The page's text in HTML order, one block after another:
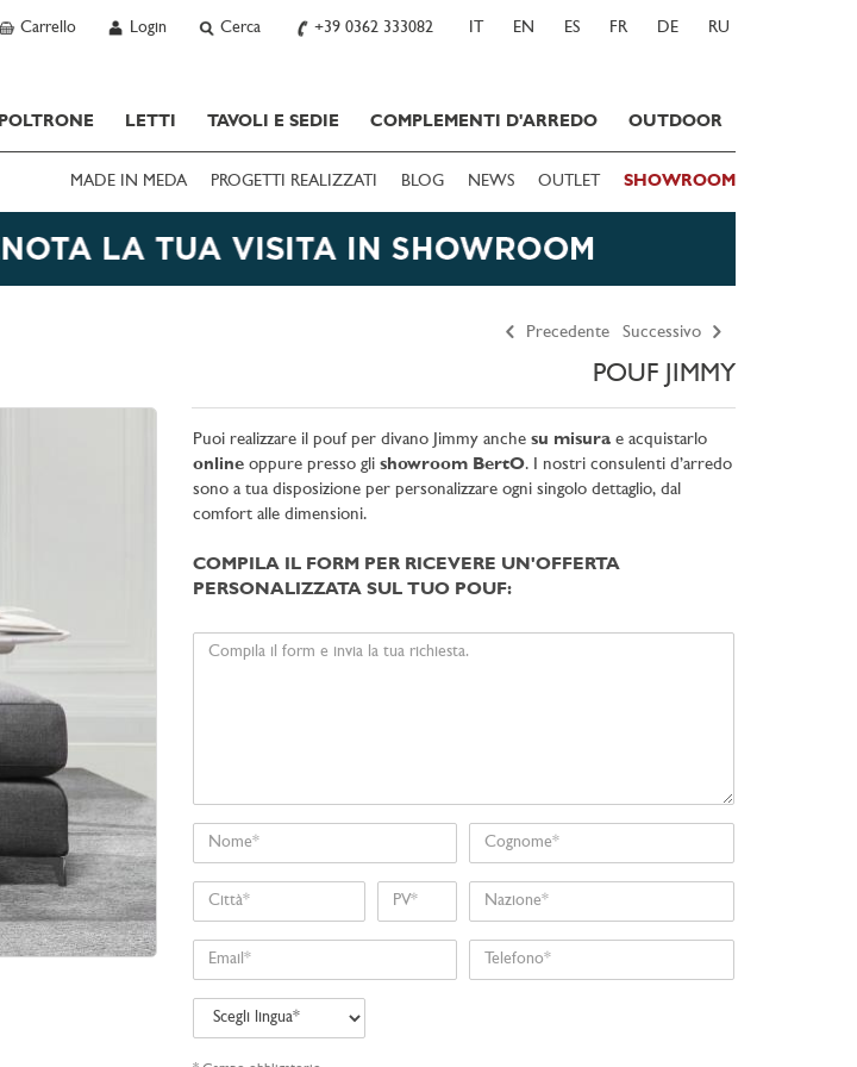
Carrello Login Cerca +39 0362 333082 IT EN ES FR DE RU
POLTRONE LETTI TAVOLI E SEDIE COMPLEMENTI D'ARREDO OUTDOOR
MADE IN MEDA PROGETTI REALIZZATI BLOG NEWS OUTLET SHOWROOM
Precedente Successivo
POUF JIMMY
Puoi realizzare il pouf per divano Jimmy anche su misurae acquistarlo
onlineoppure presso gli showroom BertO. I nostri consulenti d’arredo
sono a tua disposizione per personalizzare ogni singolo dettaglio, dal
comfort alle dimensioni.
COMPILA IL FORM PER RICEVERE UN'OFFERTA
PERSONALIZZATA SUL TUO POUF:
Nome Cognome
Città Nome Nazione
Email Telefono
Scegli
lingua